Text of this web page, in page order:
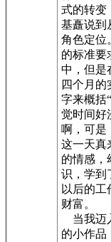
式的转变
基矗说到
角色定位
的标准要
中，但是
四个月
字来概括
觉时间好
啊，可是
这一天真
的情感，
识，学到
以后的
财富。
当我迈
的小作品